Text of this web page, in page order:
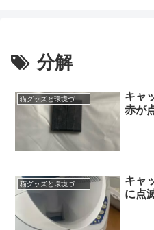
分解
猫グッズと環境づくり
キャ
赤が
猫グッズと環境づくり
キャ
に点